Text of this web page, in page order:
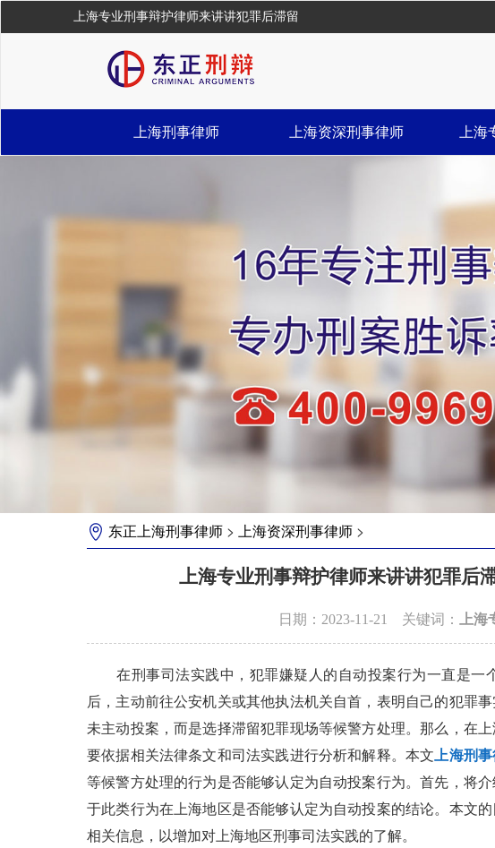
上海专业刑事辩护律师来讲讲犯罪后滞留
上海刑事律师 上海资深刑事律师 上
东正上海刑事律师 > 上海资深刑事律师 >
上海专业刑事辩护律师来讲讲犯罪后
日期：2023-11-21 关键词： 上
在刑事司法实践中，犯罪嫌疑人的自动投案行为一直是一
后，主动前往公安机关或其他执法机关自首，表明自己的犯罪
未主动投案，而是选择滞留犯罪现场等候警方处理。那么，在
要依据相关法律条文和司法实践进行分析和解释。本文 上海刑
等候警方处理的行为是否能够认定为自动投案行为。首先，将
于此类行为在上海地区是否能够认定为自动投案的结论。本文
相关信息，以增加对上海地区刑事司法实践的了解。